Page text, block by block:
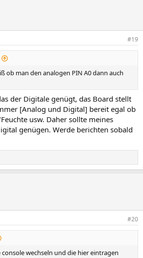
#19
ob man den analogen PIN A0 dann auch
der Digitale genügt, das Board stellt
[Analog und Digital] bereit egal ob
usw. Daher sollte meines
genügen. Werde berichten sobald
#20
wechseln und die hier eintragen